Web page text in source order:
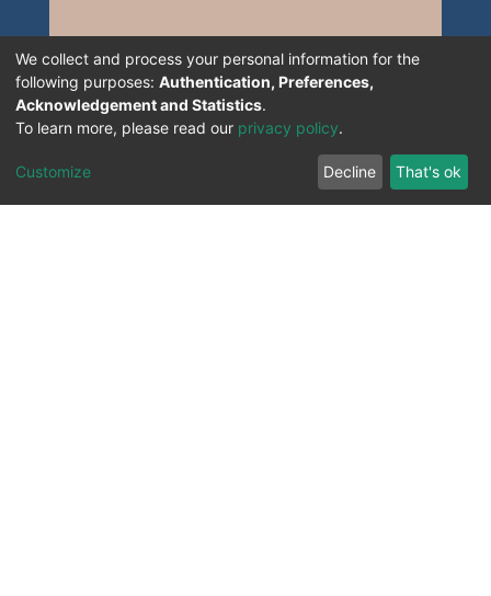
We collect and process your personal information for the
following purposes: Authentication, Preferences,
Acknowledgement and Statistics.
To learn more, please read our privacy policy.
Customize Decline That's ok